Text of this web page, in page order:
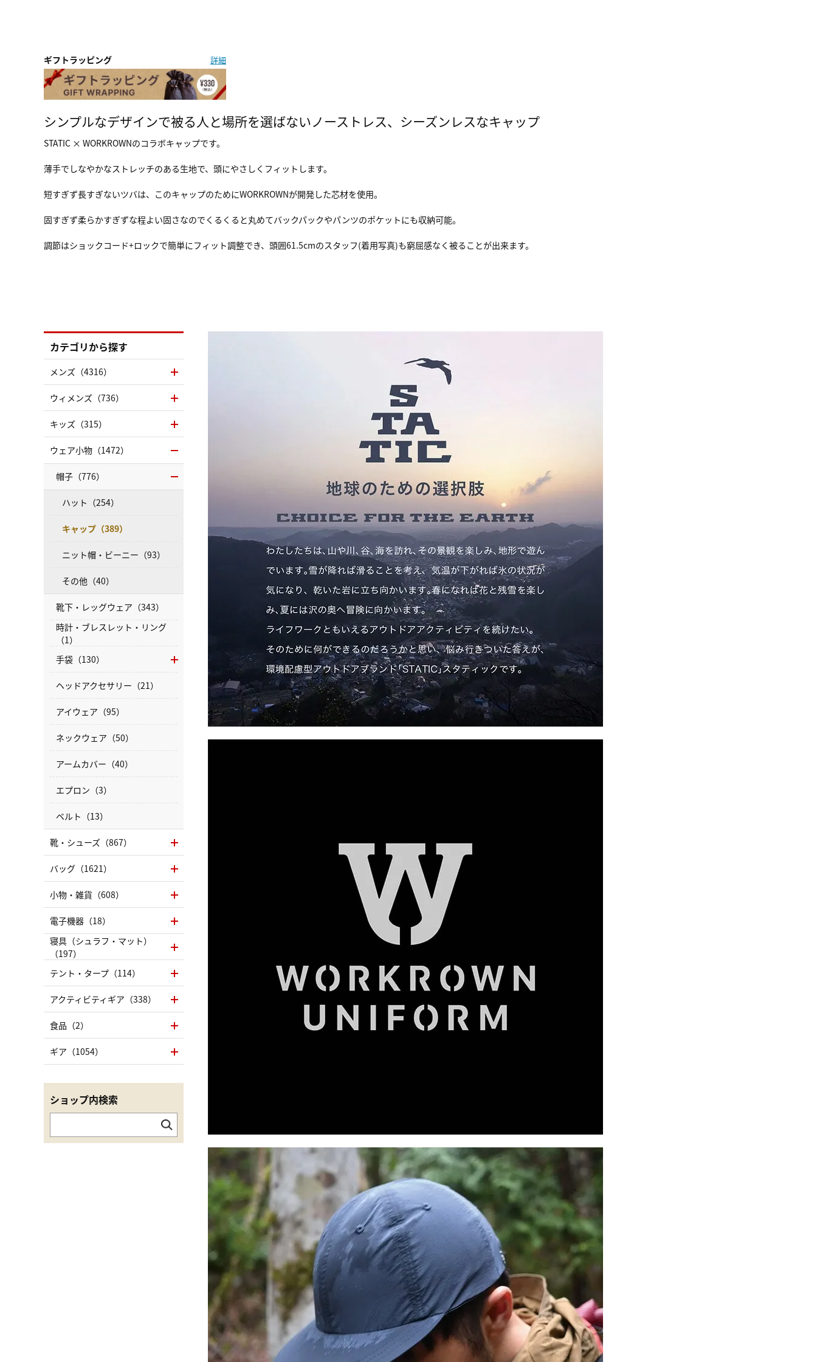
ギフトラッピング 詳細
シンプルなデザインで被る人と場所を選ばないノーストレス、シーズンレスなキャップ
STATIC × WORKROWNのコラボキャップです。
薄手でしなやかなストレッチのある生地で、頭にやさしくフィットします。
短すぎず長すぎないツバは、このキャップのためにWORKROWNが開発した芯材を使用。
固すぎず柔らかすぎずな程よい固さなのでくるくると丸めてバックパックやパンツのポケットにも収納可能。
調節はショックコード+ロックで簡単にフィット調整でき、頭囲61.5cmのスタッフ(着用写真)も窮屈感なく被ることが出来ます。
カテゴリから探す
メンズ（4316）
ウィメンズ（736）
キッズ（315）
ウェア小物（1472）
帽子（776）
ハット（254）
キャップ（389）
ニット帽・ビーニー（93）
その他（40）
靴下・レッグウェア（343）
時計・ブレスレット・リング
（1）
手袋（130）
ヘッドアクセサリー（21）
アイウェア（95）
ネックウェア（50）
アームカバー（40）
エプロン（3）
ベルト（13）
靴・シューズ（867）
バッグ（1621）
小物・雑貨（608）
電子機器（18）
寝具（シュラフ・マット）
（197）
テント・タープ（114）
アクティビティギア（338）
食品（2）
ギア（1054）
ショップ内検索